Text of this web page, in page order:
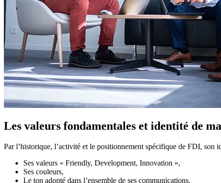
Les valeurs fondamentales et identité de
Par l’historique, l’activité et le positionnement spécifique de FDI, son
Ses valeurs « Friendly, Development, Innovation »,
Ses couleurs,
Le ton adopté dans l’ensemble de ses communications.